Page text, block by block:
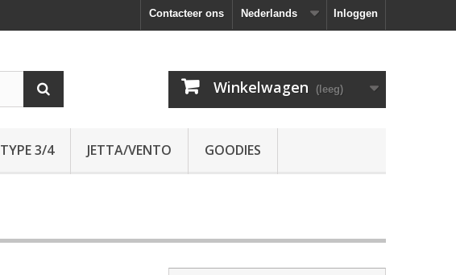
Inloggen
Nederlands
Contacteer ons
Winkelwagen (leeg)
TYPE 3/4 JETTA/VENTO GOODIES